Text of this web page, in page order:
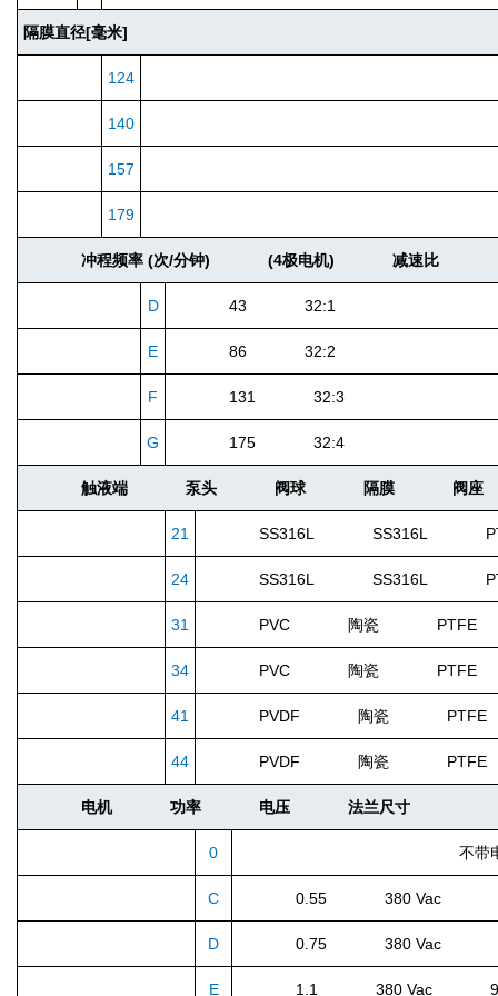
隔膜直径[毫米]
124
140
157
179
冲程频率 (次/分钟) (4极电机) 减速比
D 43 32:1
E 86 32:2
F 131 32:3
G 175 32:4
触液端 泵头 阀球 隔膜 阀座
21 SS316L SS316L
24 SS316L SS316L
31 PVC 陶瓷 PTFE
34 PVC 陶瓷 PTFE
41 PVDF 陶瓷 PTFE
44 PVDF 陶瓷 PTFE
电机 功率 电压 法兰尺寸
0 不带
C 0.55 380 Vac
D 0.75 380 Vac
E 1.1 380 Vac